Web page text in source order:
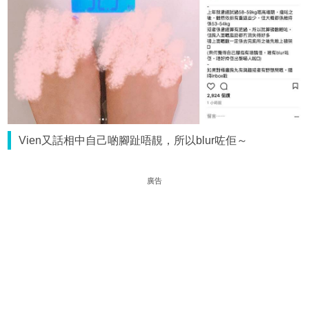
Vien又話相中自己啲腳趾唔靚，所以blur咗佢～
廣告